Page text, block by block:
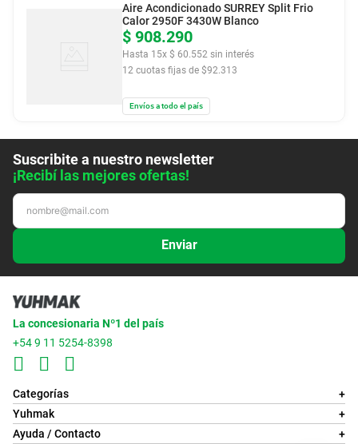
$ 908.290
Hasta 15x $ 60.552 sin interés
12 cuotas fijas de $92.313
Aire Acondicionado SURREY Split Frio
Calor 2950F 3430W Blanco
Envíos a todo el país
Suscribite a nuestro newsletter
¡Recibí las mejores ofertas!
Enviar
La concesionaria Nº1 del país
+54 9 11 5254-8398
Categorías
+
Yuhmak
+
Ayuda / Contacto
+